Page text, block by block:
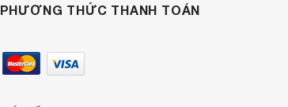
PHƯƠNG THỨC THANH TOÁN